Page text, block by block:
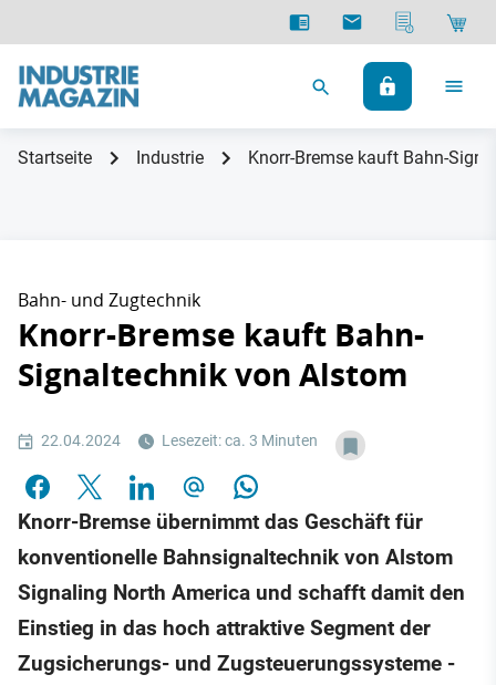
Startseite Industrie Knorr-Bremse kauft Bahn-
Bahn- und Zugtechnik
Knorr-Bremse kauft Bahn-
Signaltechnik von Alstom
22.04.2024 Lesezeit: ca. 3 Minuten
Knorr-Bremse übernimmt das Geschäft für
konventionelle Bahnsignaltechnik von Alstom
Signaling North America und schafft damit den
Einstieg in das hoch attraktive Segment der
Zugsicherungs- und Zugsteuerungssysteme -